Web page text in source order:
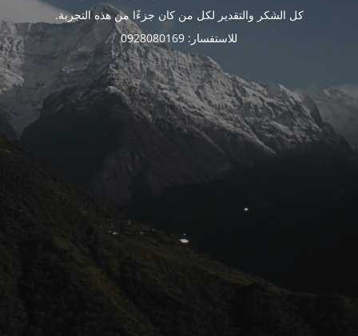
كل الشكر والتقدير لكل من كان جزءًا من هذه التجربة.
للاستفسار: 0928080169